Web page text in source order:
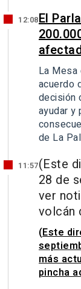
12:08El
La Mesa
acuerdo
decisión
ayudar y
de La
11:57(Este
28 de
ver
volcán
(Este
más
pincha